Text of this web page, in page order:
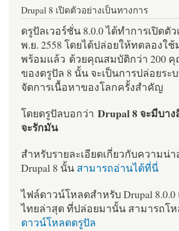
Drupal 8 เปิดตัวอย่างเป็นทางการ
ดรูปัลเวอร์ชั่น 8.0.0 ได้ทำการเปิดตั
พ.ย. 2558 โดยได้ปล่อยให้ทดลองใ
พร้อมแล้ว ด้วยคุณสมบัติกว่า 200
ของดรูปัล 8 นั้น จะเป็นการปล่อยระ
จัดการเนื้อหาของโลกครั้งสำคัญ
โดยดรูปัลบอกว่า Drupal 8 จะมีบา
จะรักมัน
สำหรับรายละเอียดเกี่ยวกับความน่
Drupal 8 นั้น สามารถอ่านได้ที่นี่
ไฟล์ดาวน์โหลดสำหรับ Drupal
ไทยล่าสุด ที่ปล่อยมานั้น สามารถโ
ดาวน์โหลดดรูปัล